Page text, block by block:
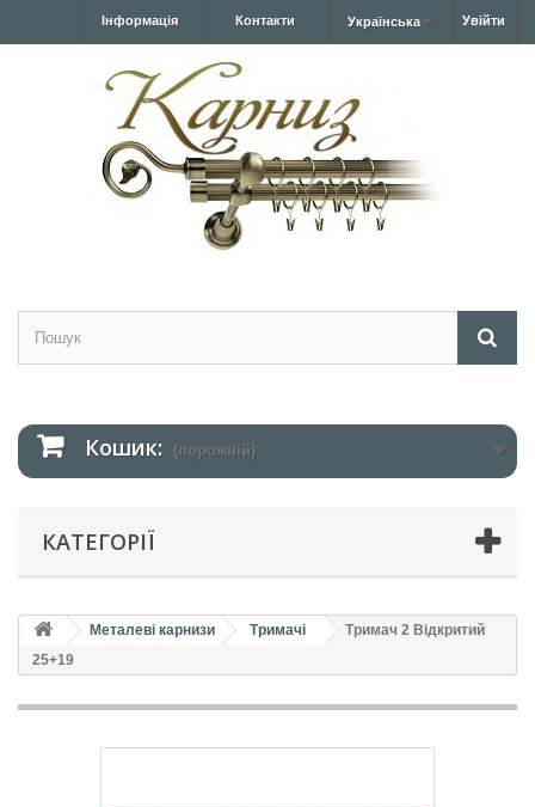
Увійти
Українська
Контакти
Інформація
Кошик: (порожній)
КАТЕГОРІЇ
Металеві карнизи Тримачі
Тримач 2 Відкритий
25+19